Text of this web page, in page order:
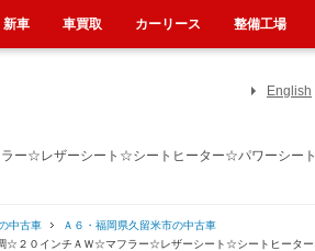
ー☆レザーシート☆シートヒーター☆パワーシ
English
中古車
Ａ６・福岡県久留米市の中古車
☆２０インチＡＷ☆マフラー☆レザーシート☆シートヒータ
新車 車買取 カーリース 整備工場